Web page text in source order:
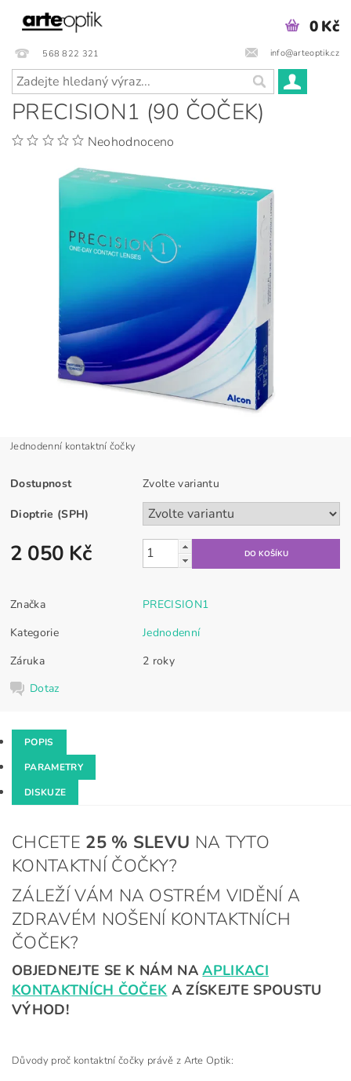
568 822 321 info@arteoptik.cz
0 Kč
PRECISION1 (90 ČOČEK)
Neohodnoceno
Jednodenní kontaktní čočky
Dostupnost Zvolte variantu
Dioptrie (SPH)
2 050 Kč
Značka
PRECISION1
Kategorie
Jednodenní
Záruka
2 roky
Dotaz
POPIS
PARAMETRY
DISKUZE
CHCETE 25 % SLEVU NA TYTO
KONTAKTNÍ ČOČKY?
ZÁLEŽÍ VÁM NA OSTRÉM VIDĚNÍ A
ZDRAVÉM NOŠENÍ KONTAKTNÍCH
ČOČEK?
OBJEDNEJTE SE K NÁM NAAPLIKACI
KONTAKTNÍCH ČOČEK A ZÍSKEJTE SPOUSTU
VÝHOD!
Důvody proč kontaktní čočky právě z Arte Optik: